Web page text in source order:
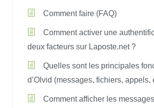
Comment faire (FAQ)
Comment activer une
deux facteurs sur Laposte.net ?
Quelles sont les principales
d’Olvid (messages, fichiers, appels,
Comment afficher les